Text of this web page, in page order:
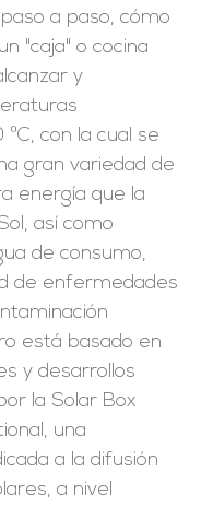
a paso, cómo
"caja" o cocina
y
con la cual se
gran variedad de
energía que la
así como
de consumo,
de enfermedades
está basado en
y desarrollos
la Solar Box
una
a la difusión
a nivel